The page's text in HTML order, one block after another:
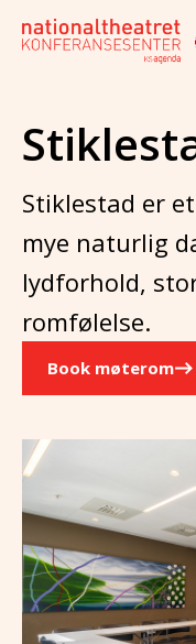
Stiklestad er
mye naturlig
lydforhold,
romfølelse.
Book møterom